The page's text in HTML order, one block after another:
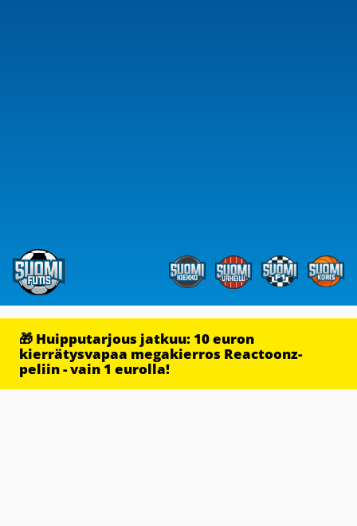
🎁 Huipputarjous jatkuu: 10 euron
kierrätysvapaa megakierros Reactoonz-
peliin - vain 1 eurolla!